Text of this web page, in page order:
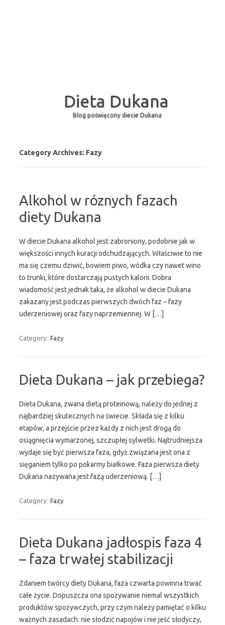
Dieta Dukana
Blog poświęcony diecie Dukana
Category Archives: Fazy
Alkohol w róznych fazach
diety Dukana
W diecie Dukana alkohol jest zabroniony, podobnie jak w
większości innych kuracji odchudzających. Właściwie to nie
ma się czemu dziwić, bowiem piwo, wódka czy nawet wino
to trunki, które dostarczają pustych kalorii. Dobra
wiadomość jest jednak taka, że alkohol w diecie Dukana
zakazany jest podczas pierwszych dwóch faz – fazy
uderzeniowej oraz fazy naprzemiennej. W […]
Category: Fazy
Dieta Dukana – jak przebiega?
Dieta Dukana, zwana dietą proteinową, należy do jednej z
najbardziej skutecznych na świecie. Składa się z kilku
etapów, a przejście przez każdy z nich jest drogą do
osiągnięcia wymarzonej, szczupłej sylwetki. Najtrudniejsza
wydaje się być pierwsza faza, gdyż związana jest ona z
sięganiem tylko po pokarmy białkowe. Faza pierwsza diety
Dukana nazywana jest fazą uderzeniową. […]
Category: Fazy
Dieta Dukana jadłospis faza 4
– faza trwałej stabilizacji
Zdaniem twórcy diety Dukana, faza czwarta powinna trwać
całe życie. Dopuszcza ona spożywanie niemal wszystkich
produktów spożywczych, przy czym należy pamiętać o kilku
ważnych zasadach: nie słodzić napojów i nie jeść słodyczy,